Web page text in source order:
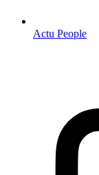
Actu People